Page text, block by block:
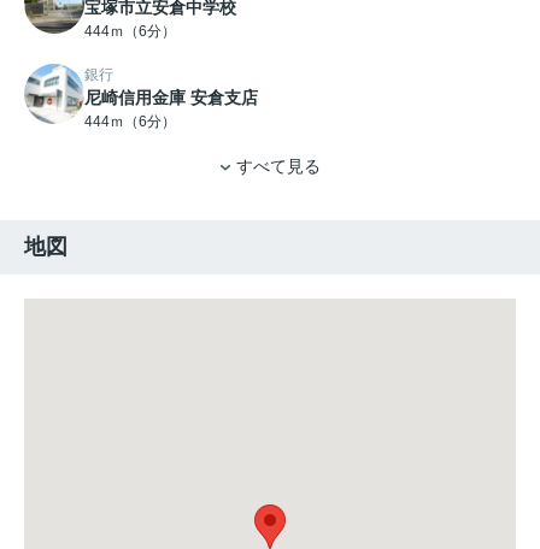
宝塚市立安倉中学校
444ｍ（6分）
銀行
尼崎信用金庫 安倉支店
444ｍ（6分）
すべて見る
地図